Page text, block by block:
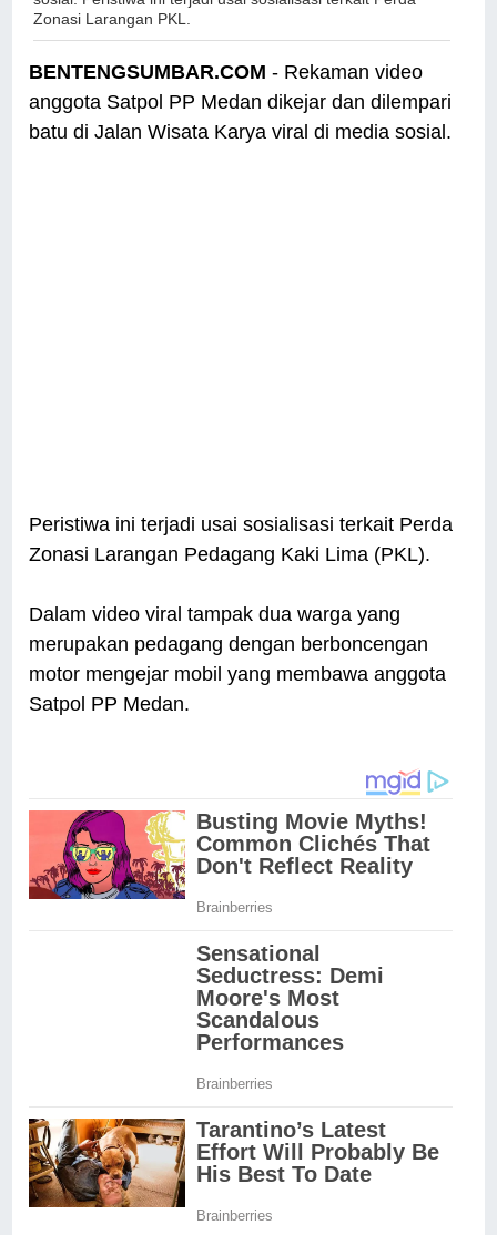
Zonasi Larangan PKL.
BENTENGSUMBAR.COM - Rekaman video
anggota Satpol PP Medan dikejar dan dilempari
batu di Jalan Wisata Karya viral di media sosial.
Peristiwa ini terjadi usai sosialisasi terkait Perda
Zonasi Larangan Pedagang Kaki Lima (PKL).
Dalam video viral tampak dua warga yang
merupakan pedagang dengan berboncengan
motor mengejar mobil yang membawa anggota
Satpol PP Medan.